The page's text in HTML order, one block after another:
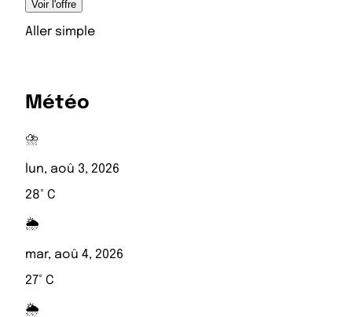
Voir l'offre
Aller simple
Météo
⛈️
lun, aoû 3, 2026
28° C
🌦️
mar, aoû 4, 2026
27° C
🌦️